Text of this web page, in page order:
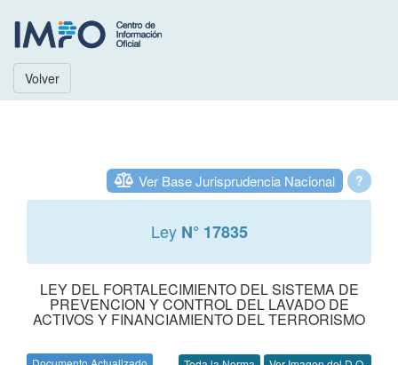
Volver
?
Ver Base Jurisprudencia Nacional
Ley N° 17835
LEY DEL FORTALECIMIENTO DEL SISTEMA DE
PREVENCION Y CONTROL DEL LAVADO DE
ACTIVOS Y FINANCIAMIENTO DEL TERRORISMO